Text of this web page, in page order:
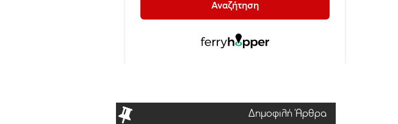
Δημοφιλή Άρθρα